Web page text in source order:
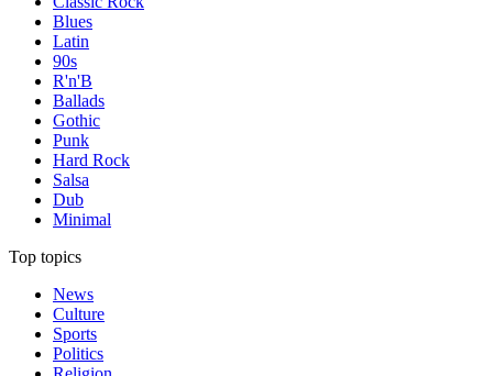
Blues
Latin
90s
R'n'B
Ballads
Gothic
Punk
Hard Rock
Salsa
Dub
Minimal
Top topics
News
Culture
Sports
Politics